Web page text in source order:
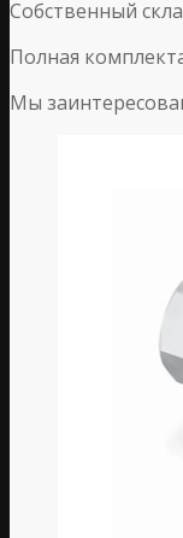
Собственный
Полная
Мы